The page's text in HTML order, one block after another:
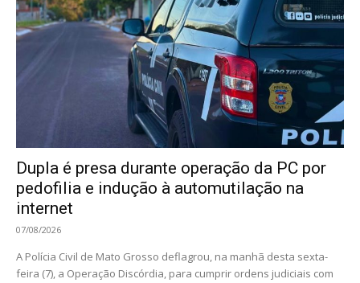
Dupla é presa durante operação da PC por
pedofilia e indução à automutilação na
internet
07/08/2026
A Polícia Civil de Mato Grosso deflagrou, na manhã desta sexta-
feira (7), a Operação Discórdia, para cumprir ordens judiciais com